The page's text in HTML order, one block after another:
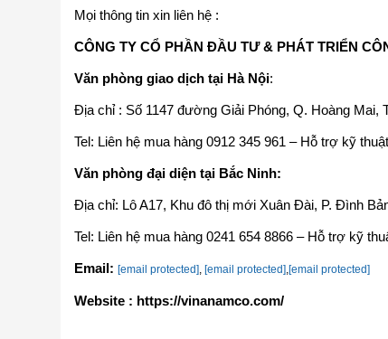
Mọi thông tin xin liên hệ :
CÔNG TY CỔ PHẦN ĐẦU TƯ & PHÁT TRIỂN
Văn phòng giao dịch tại Hà Nội:
Địa chỉ : Số 1147 đường Giải Phóng, Q. Hoàng Mai,
Tel: Liên hệ mua hàng 0912 345 961 – Hỗ trợ kỹ
Văn phòng đại diện tại Bắc Ninh:
Địa chỉ: Lô A17, Khu đô thị mới Xuân Đài, P. Đình
Tel: Liên hệ mua hàng 0241 654 8866 – Hỗ trợ kỹ
Email: [email protected] ,[email protected] ,[email protected]
Website : https://vinanamco.com/